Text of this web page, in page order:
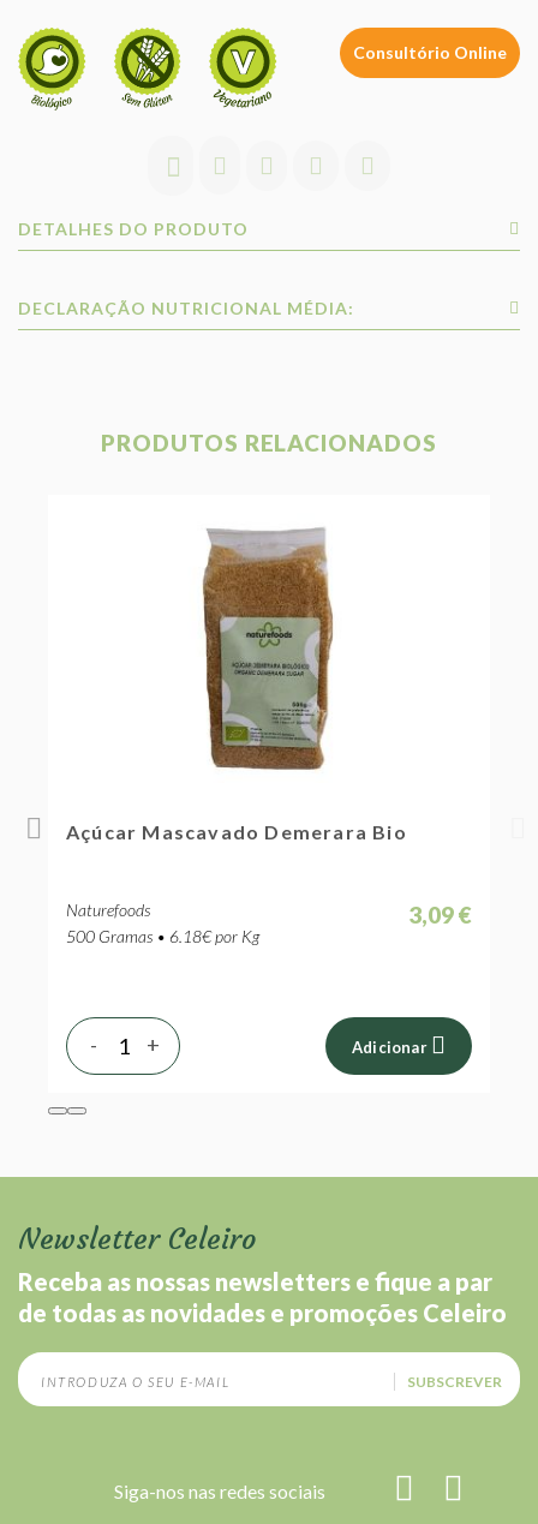
Consultório Online
DETALHES DO PRODUTO
DECLARAÇÃO NUTRICIONAL MÉDIA:
PRODUTOS RELACIONADOS
Açúcar Mascavado Demerara Bio
Naturefoods
500 Gramas • 6.18€ por Kg
3,09 €
+
- Adicionar
Newsletter Celeiro
Receba as nossas newsletters e fique a par
de todas as novidades e promoções Celeiro
SUBSCREVER
Siga-nos nas redes sociais